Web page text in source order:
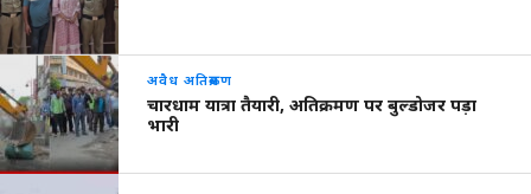
अवैध अतिक्रमण
चारधाम यात्रा तैयारी, अतिक्रमण पर बुल्डोजर पड़ा
भारी